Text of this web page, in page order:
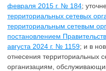
февраля 2015 г. № 184;
территориальных сетевых
территориальным сетевым
постановлением
августа 2024 г. № 1159; и в
отнесения территориальных
организациям,